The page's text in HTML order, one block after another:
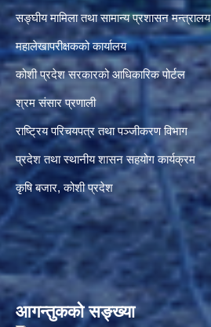
सङ्‍घीय मामिला तथा सामान्य प्रशासन मन्त्रालय
महालेखापरीक्षकको कार्यालय
कोशी प्रदेश सरकारको आधिकारिक पोर्टल
श्रम संसार प्रणाली
राष्ट्रिय परिचयपत्र तथा पञ्जीकरण विभाग
प्रदेश तथा स्थानीय शासन सहयोग कार्यक्रम
कृषि बजार, कोशी प्रदेश
आगन्तुकको सङ्ख्या